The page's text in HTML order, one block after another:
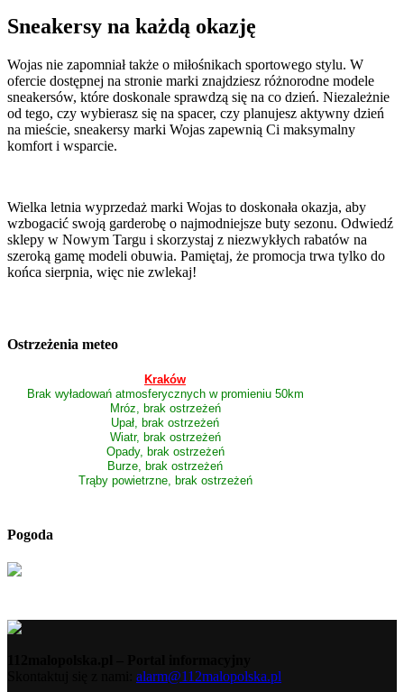
Sneakersy na każdą okazję
Wojas nie zapomniał także o miłośnikach sportowego stylu. W
ofercie dostępnej na stronie marki znajdziesz różnorodne modele
sneakersów, które doskonale sprawdzą się na co dzień. Niezależnie
od tego, czy wybierasz się na spacer, czy planujesz aktywny dzień
na mieście, sneakersy marki Wojas zapewnią Ci maksymalny
komfort i wsparcie.
Wielka letnia wyprzedaż marki Wojas to doskonała okazja, aby
wzbogacić swoją garderobę o najmodniejsze buty sezonu. Odwiedź
sklepy w Nowym Targu i skorzystaj z niezwykłych rabatów na
szeroką gamę modeli obuwia. Pamiętaj, że promocja trwa tylko do
końca sierpnia, więc nie zwlekaj!
Ostrzeżenia meteo
Kraków
Brak wyładowań atmosferycznych w promieniu 50km
Mróz, brak ostrzeżeń
Upał, brak ostrzeżeń
Wiatr, brak ostrzeżeń
Opady, brak ostrzeżeń
Burze, brak ostrzeżeń
Trąby powietrzne, brak ostrzeżeń
Pogoda
alarm@112malopolska.pl